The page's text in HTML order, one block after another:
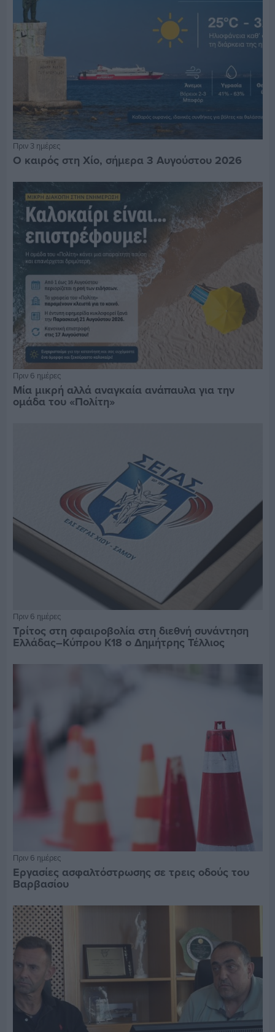
Πριν 3 ημέρες
Ο καιρός στη Χίο, σήμερα 3 Αυγούστου 2026
Πριν 6 ημέρες
Μία μικρή αλλά αναγκαία ανάπαυλα για την
ομάδα του «Πολίτη»
Πριν 6 ημέρες
Τρίτος στη σφαιροβολία στη διεθνή συνάντηση
Ελλάδας–Κύπρου Κ18 ο Δημήτρης Τέλλιος
Πριν 6 ημέρες
Εργασίες ασφαλτόστρωσης σε τρεις οδούς του
Βαρβασίου